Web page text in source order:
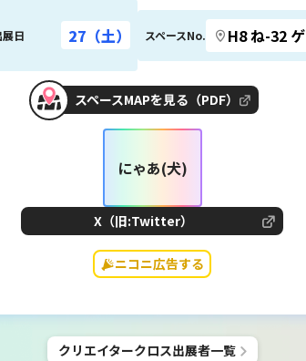
展日 27（土） スペースNo. H8 ね-32 ゲ
スペースMAPを見る（PDF）
にゃあ(犬)
X（旧:Twitter）
ニコニ広告する
クリエイタークロス出展者一覧